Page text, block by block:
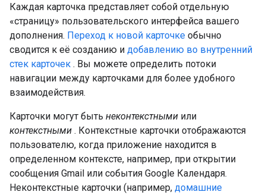
Каждая карточка представляет собой отдельную
«страницу» пользовательского интерфейса вашего
дополнения. Переход к новой карточке обычно
сводится к её созданию и добавлению во внутренний
стек карточек . Вы можете определить потоки
навигации между карточками для более удобного
взаимодействия.
Карточки могут быть неконтекстными или
контекстными . Контекстные карточки отображаются
пользователю, когда приложение находится в
определенном контексте, например, при открытии
сообщения Gmail или события Google Календаря.
Неконтекстные карточки (например, домашние